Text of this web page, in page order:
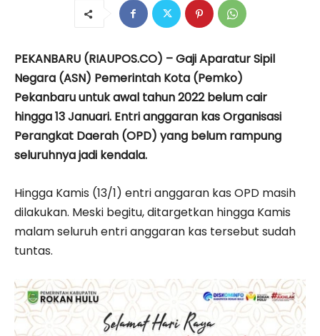
PEKANBARU (RIAUPOS.CO) – Gaji Aparatur Sipil
Negara (ASN) Pemerintah Kota (Pemko)
Pekanbaru untuk awal tahun 2022 belum cair
hingga 13 Januari. Entri anggaran kas Organisasi
Perangkat Daerah (OPD) yang belum rampung
seluruhnya jadi kendala.
Hingga Kamis (13/1) entri anggaran kas OPD masih
dilakukan. Meski begitu, ditargetkan hingga Kamis
malam seluruh entri anggaran kas tersebut sudah
tuntas.